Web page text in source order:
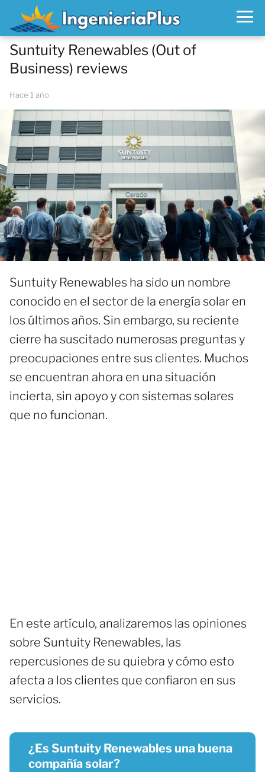
Suntuity Renewables (Out of
Business) reviews
hace 1 año
Suntuity Renewables ha sido un nombre
conocido en el sector de la energía solar en
los últimos años. Sin embargo, su reciente
cierre ha suscitado numerosas preguntas y
preocupaciones entre sus clientes. Muchos
se encuentran ahora en una situación
incierta, sin apoyo y con sistemas solares
que no funcionan.
En este artículo, analizaremos las opiniones
sobre Suntuity Renewables, las
repercusiones de su quiebra y cómo esto
afecta a los clientes que confiaron en sus
servicios.
¿Es Suntuity Renewables una buena
compañía solar?